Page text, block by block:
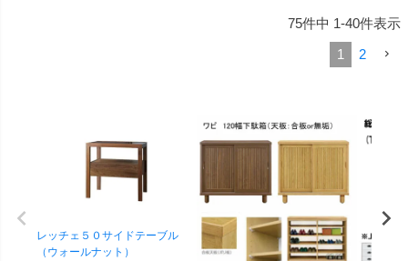
75件中 1-40件表示
1
2
レッチェ５０サイドテーブル
（ウォールナット）